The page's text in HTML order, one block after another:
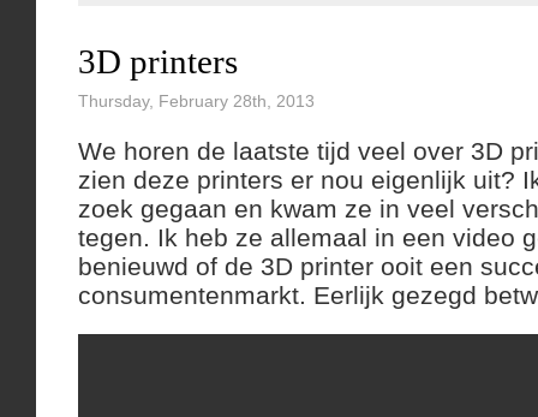
3D printers
Thursday, February 28th, 2013
We horen de laatste tijd veel over 3D
zien deze printers er nou eigenlijk uit?
zoek gegaan en kwam ze in veel
tegen. Ik heb ze allemaal in een video
benieuwd of de 3D printer ooit een
consumentenmarkt. Eerlijk gezegd